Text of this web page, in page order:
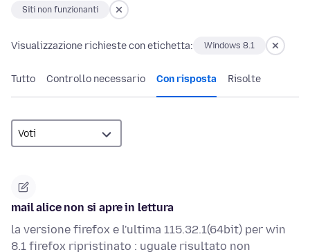
Siti non funzionanti
Visualizzazione richieste con etichetta: Windows 8.1
Tutto Controllo necessario Con risposta Risolte
mail alice non si apre in lettura
la versione firefox e l'ultima 115.32.1(64bit) per win
8.1 firefox ripristinato : uguale risultato non